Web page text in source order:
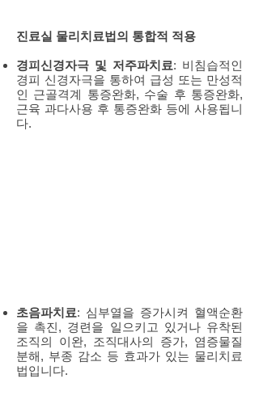
진료실 물리치료법의 통합적 적용
경피신경자극 및 저주파치료: 비침습적인
경피 신경자극을 통하여 급성 또는 만성적
인 근골격계 통증완화, 수술 후 통증완화,
근육 과다사용 후 통증완화 등에 사용됩니
다.
초음파치료: 심부열을 증가시켜 혈액순환
을 촉진, 경련을 일으키고 있거나 유착된
조직의 이완, 조직대사의 증가, 염증물질
분해, 부종 감소 등 효과가 있는 물리치료
법입니다.